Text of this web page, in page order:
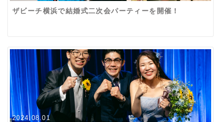
ザビーチ横浜で結婚式二次会パーティーを開催！
2024.08.01